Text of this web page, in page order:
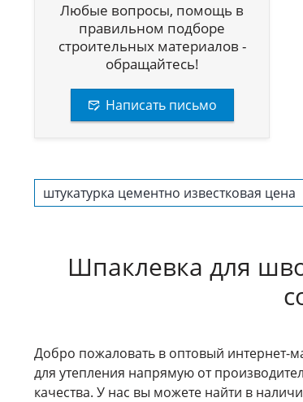
Любые вопросы, помощь в
правильном подборе
строительных материалов -
обращайтесь!
Написать письмо
штукатурка цементно известковая цена
Шпаклевка для
Добро пожаловать в оптовый интернет-
для утепления напрямую от
качества. У нас вы можете найти в